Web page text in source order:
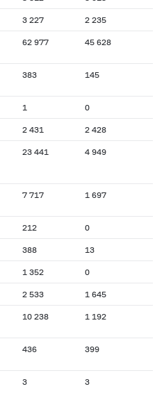
3 227 2 235
62 977 45 628
383 145
1 0
2 431 2 428
23 441 4 949
7 717 1 697
212 0
388 13
1 352 0
2 533 1 645
10 238 1 192
436 399
3 3